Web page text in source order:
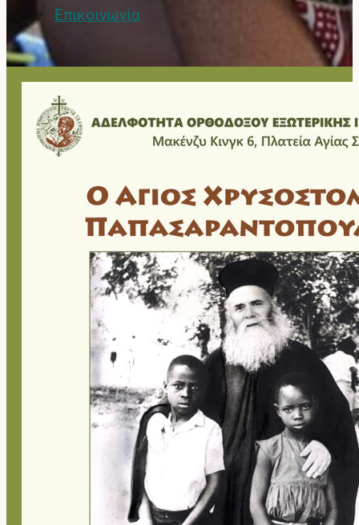
Επικοινωνία